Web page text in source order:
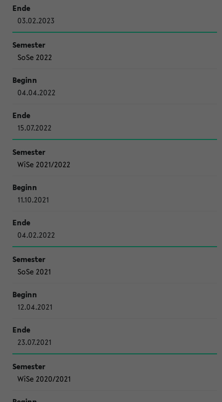
03.02.2023
SoSe 2022
04.04.2022
15.07.2022
WiSe 2021/2022
11.10.2021
04.02.2022
SoSe 2021
12.04.2021
23.07.2021
WiSe 2020/2021